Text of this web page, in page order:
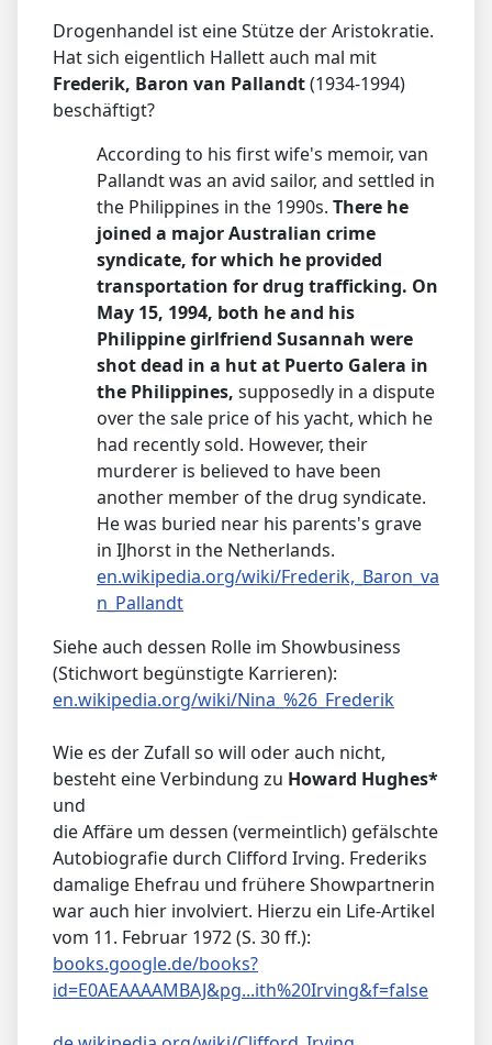
Drogenhandel ist eine Stütze der Aristokratie.
Hat sich eigentlich Hallett auch mal mit
Frederik, Baron van Pallandt(1934-1994)
beschäftigt?
According to his first wife's memoir, van
Pallandt was an avid sailor, and settled in
the Philippines in the 1990s. There he
joined a major Australian crime
syndicate, for which he provided
transportation for drug trafficking. On
May 15, 1994, both he and his
Philippine girlfriend Susannah were
shot dead in a hut at Puerto Galera in
the Philippines, supposedly in a dispute
over the sale price of his yacht, which he
had recently sold. However, their
murderer is believed to have been
another member of the drug syndicate.
He was buried near his parents's grave
in IJhorst in the Netherlands.
en.wikipedia.org/wiki/Frederik,_Baron_va
n_Pallandt
Siehe auch dessen Rolle im Showbusiness
(Stichwort begünstigte Karrieren):
en.wikipedia.org/wiki/Nina_%26_Frederik
Wie es der Zufall so will oder auch nicht,
besteht eine Verbindung zu Howard Hughes*
und
die Affäre um dessen (vermeintlich) gefälschte
Autobiografie durch Clifford Irving. Frederiks
damalige Ehefrau und frühere Showpartnerin
war auch hier involviert. Hierzu ein Life-Artikel
vom 11. Februar 1972 (S. 30 ff.):
books.google.de/books?
id=E0AEAAAAMBAJ&pg...ith%20Irving&f=false